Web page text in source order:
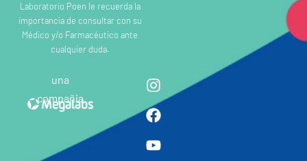
Laboratorio Poen le recuerda la
importancia de consultar con su
Médico y/o Farmacéutico ante
cualquier duda.
una
compañia